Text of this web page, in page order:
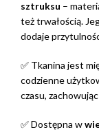
sztruksu –
też trwałością.
dodaje
✅ Tkanina jest
codzienne
czasu,
✅ Dostępna w